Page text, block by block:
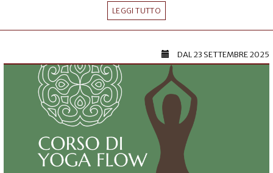
LEGGI TUTTO
DAL23 SETTEMBRE 2025